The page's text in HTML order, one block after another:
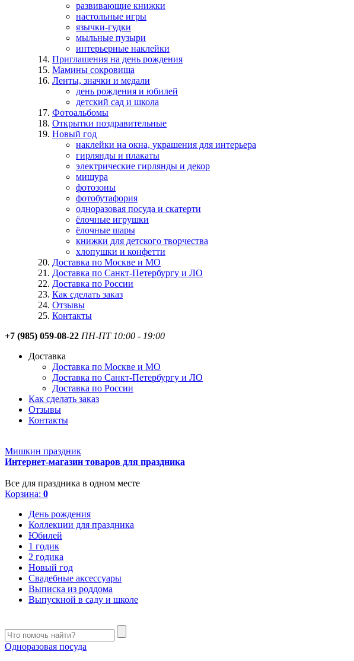
развивающие книжки
настольные игры
язычки-гудки
мыльные пузыри
интерьерные наклейки
Приглашения на день рождения
Мамины сокровища
Ленты, значки и медали
день рождения и юбилей
детский сад и школа
Фотоальбомы
Открытки поздравительные
Новый год
наклейки на окна, украшения для интерьера
гирлянды и плакаты
электрические гирлянды и декор
мишура
фотозоны
фотобутафория
одноразовая посуда и скатерти
ёлочные игрушки
ёлочные шары
книжки для детского творчества
хлопушки и конфетти
Доставка по Москве и МО
Доставка по Санкт-Петербургу и ЛО
Доставка по России
Как сделать заказ
Отзывы
Контакты
+7 (985) 059-08-22 ПН-ПТ 10:00 - 19:00
Доставка
Доставка по Москве и МО
Доставка по Санкт-Петербургу и ЛО
Доставка по России
Как сделать заказ
Отзывы
Контакты
Мишкин праздник
Интернет-магазин товаров для праздника
Все для праздника в одном месте
Корзина: 0
День рождения
Коллекции для праздника
Юбилей
1 годик
2 годика
Новый год
Свадебные аксессуары
Выписка из роддома
Выпускной в саду и школе
Одноразовая посуда